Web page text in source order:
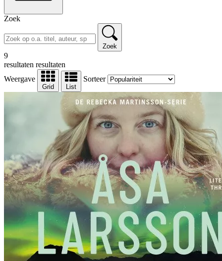
Zoek
Zoek
9
resultaten resultaten
Weergave
Grid List
Sorteer